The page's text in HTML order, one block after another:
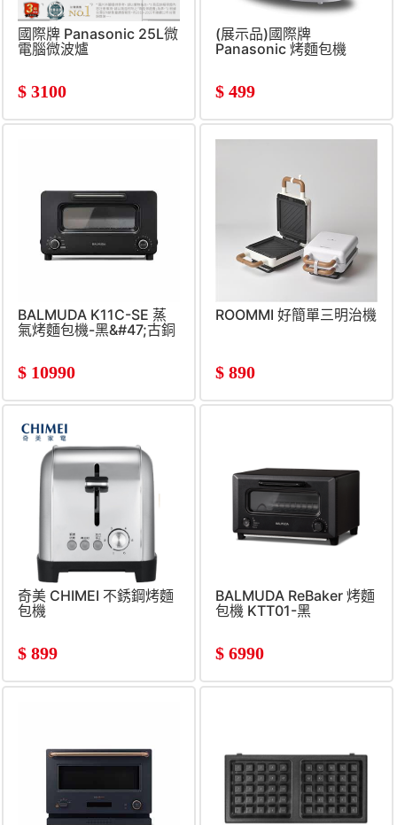
國際牌 Panasonic 25L微
電腦微波爐
$ 3100
(展示品)國際牌
Panasonic 烤麵包機
$ 499
BALMUDA K11C-SE 蒸
氣烤麵包機-黑&#47;古銅
$ 10990
ROOMMI 好簡單三明治機
$ 890
奇美 CHIMEI 不銹鋼烤麵
包機
$ 899
BALMUDA ReBaker 烤麵
包機 KTT01-黑
$ 6990